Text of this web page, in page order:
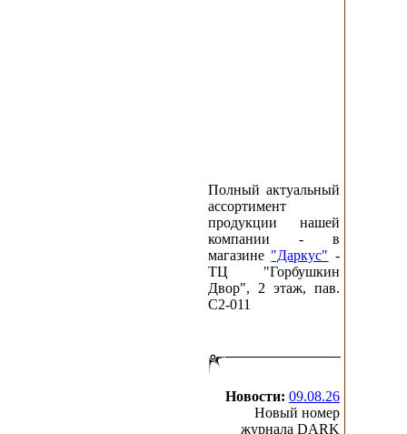
Полный актуальный
ассортимент
продукции нашей
компании - в
магазине "Даркус" -
ТЦ "Горбушкин
Двор", 2 этаж, пав.
C2-011
Новости: 09.08.26
Новый номер
журнала DARK